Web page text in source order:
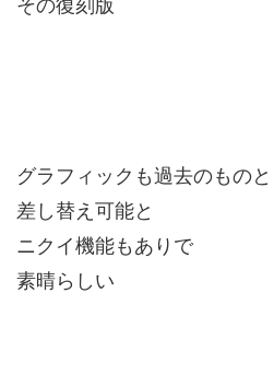
その復刻版
グラフィックも過去のものと
差し替え可能と
ニクイ機能もありで
素晴らしい